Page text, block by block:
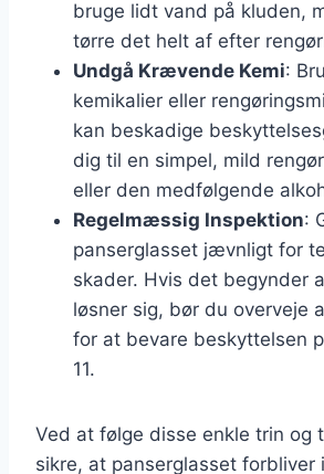
bruge lidt vand på kluden,
tørre det helt af efter
Undgå Krævende Kemi:
kemikalier eller
kan beskadige
dig til en simpel, mild
eller den medfølgende
Regelmæssig Inspektion:
panserglasset jævnligt for
skader. Hvis det begynder
løsner sig, bør du overveje
for at bevare beskyttelsen
11.
Ved at følge disse enkle trin og
sikre, at panserglasset forbliver